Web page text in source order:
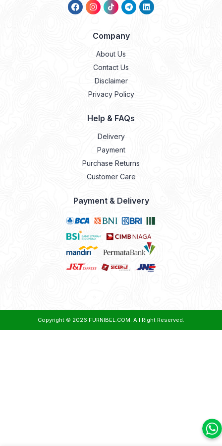
Company
About Us
Contact Us
Disclaimer
Privacy Policy
Help & FAQs
Delivery
Payment
Purchase Returns
Customer Care
Payment & Delivery
Copyright © 2026 FURNIBEL.COM. All Right Reserved.